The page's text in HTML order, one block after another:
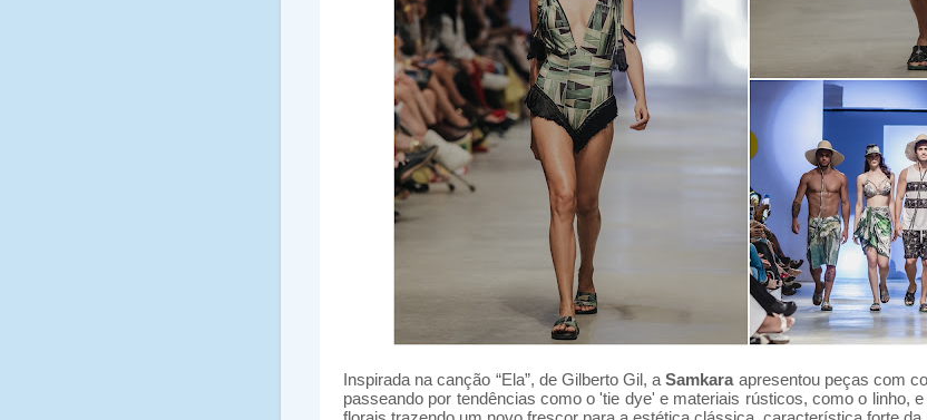
Inspirada na canção “Ela”, de Gilberto Gil, aSamkaraapresentou peças com
passeando por tendências como o 'tie dye' e materiais rústicos, como o linho,